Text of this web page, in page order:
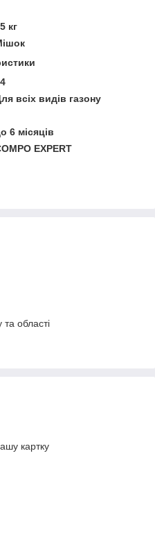
кг
всіх видів газону
6 місяців
EXPERT
області
картку